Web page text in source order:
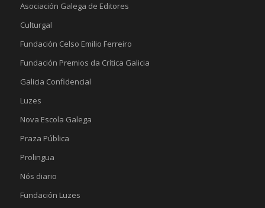
Asociación Galega de Editores
Culturgal
Fundación Celso Emilio Ferreiro
Fundación Premios da Crítica Galicia
Galicia Confidencial
Luzes
Nova Escola Galega
Praza Pública
Prolingua
Nós diario
Fundación Luzes